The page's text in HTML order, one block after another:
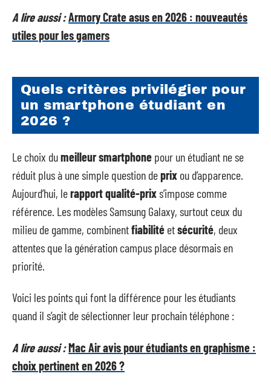
A lire aussi :Armory Crate asus en 2026 : nouveautés
utiles pour les gamers
Quels critères privilégier pour
un smartphone étudiant en
2026 ?
Le choix dumeilleur smartphone pour un étudiant ne se
réduit plus à une simple question deprix ou d’apparence.
Aujourd’hui, lerapport qualité-prixs’impose comme
référence. Les modèles Samsung Galaxy, surtout ceux du
milieu de gamme, combinentfiabilité etsécurité, deux
attentes que la génération campus place désormais en
priorité.
Voici les points qui font la différence pour les étudiants
quand il s’agit de sélectionner leur prochain téléphone :
A lire aussi :Mac Air avis pour étudiants en graphisme :
choix pertinent en 2026 ?